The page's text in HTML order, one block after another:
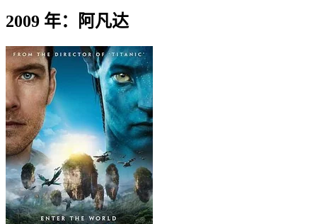
2009 年：阿凡达